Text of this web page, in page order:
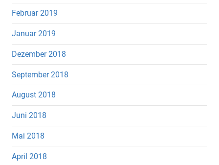
Februar 2019
Januar 2019
Dezember 2018
September 2018
August 2018
Juni 2018
Mai 2018
April 2018